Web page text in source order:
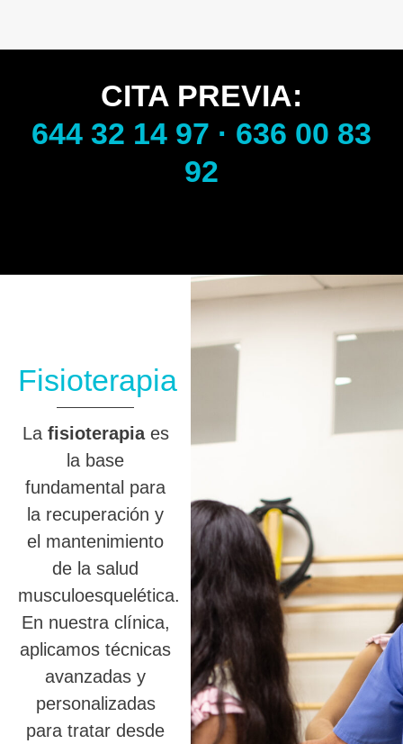
CITA PREVIA:
644 32 14 97 · 636 00 83
92
Fisioterapia
La fisioterapiaes
la base
fundamental para
la recuperación y
el mantenimiento
de la salud
musculoesquelética.
En nuestra clínica,
aplicamos técnicas
avanzadas y
personalizadas
para tratar desde